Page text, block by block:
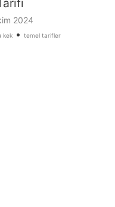
2024
kek • temel tarifler